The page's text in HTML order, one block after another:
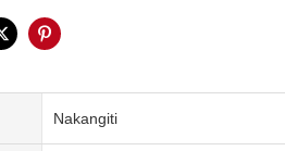
Nakangiti